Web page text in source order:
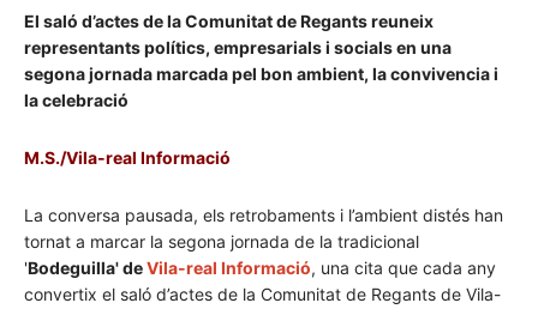
El saló d’actes de la Comunitat de Regants reuneix
representants polítics, empresarials i socials en una
segona jornada marcada pel bon ambient, la convivencia i
la celebració
M.S./Vila-real Informació
La conversa pausada, els retrobaments i l’ambient distés han
tornat a marcar la segona jornada de la tradicional
'Bodeguilla' deVila-real Informació, una cita que cada any
convertix el saló d’actes de la Comunitat de Regants de Vila-